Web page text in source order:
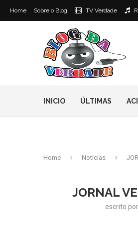
Home Sobre o Blog TV Verdade
INICIO ÚLTIMAS
Home Notícias
JORNAL
escrito por